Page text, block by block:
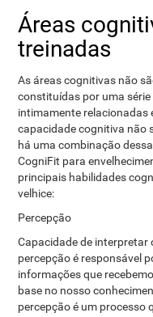
Áreas
treinadas
As áreas cognitivas não
constituídas por uma
intimamente relacionadas
capacidade cognitiva não
há uma combinação
CogniFit para
principais habilidades
velhice:
Percepção
Capacidade de interpretar
percepção é responsável
informações que
base no nosso
percepção é um processo